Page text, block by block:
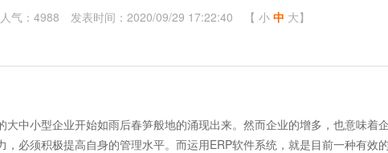
人气：4988 发表时间：2020/09/29 17:22:40 【 小 中 大】
中小型企业开始如雨后春笋般地的涌现出来。然而企业的增多，也意味着
必须积极提高自身的管理水平。而运用ERP软件系统，就是目前一种有效